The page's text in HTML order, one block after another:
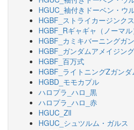
HGUC_袖付きドーベン・ウ
HGBF_ストライカージンクス
HGBF_Rギャギャ（ノーマル
HGBF_カミキバーニングガ
HGBF_ガンダムアメイジン
HGBF_百万式
HGBF_ライトニングZガンダ
HGBD_モモカプル
ハロプラ_ハロ_黒
ハロプラ_ハロ_赤
HGUC_Zll
HGUC_シュツルム・ガルス